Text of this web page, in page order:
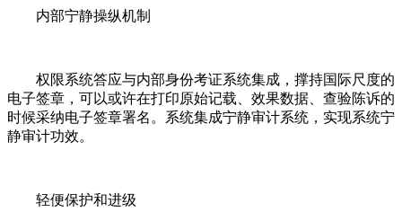
内部宁静操纵机制
权限系统答应与内部身份考证系统集成，撑持国际尺度的
电子签章，可以或许在打印原始记载、效果数据、查验陈诉的
时候采纳电子签章署名。系统集成宁静审计系统，实现系统宁
静审计功效。
轻便保护和进级